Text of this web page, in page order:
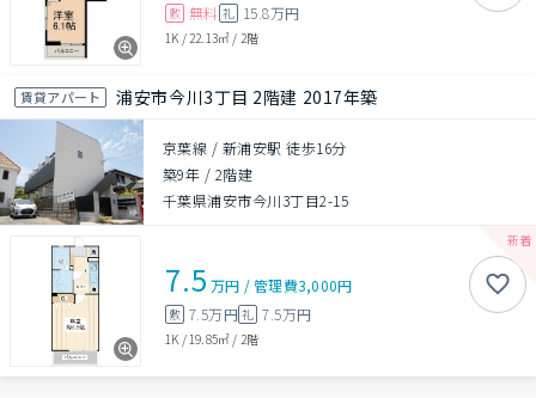
敷 無料 礼 15.8万円
1K / 22.13㎡ / 2階
賃貸アパート 浦安市今川3丁目 2階建 2017年築
京葉線 / 新浦安駅 徒歩16分
築9年 / 2階建
千葉県浦安市今川3丁目2-15
7.5 万円 /管理費3,000円
敷 7.5万円礼 7.5万円
1K / 19.85㎡ / 2階